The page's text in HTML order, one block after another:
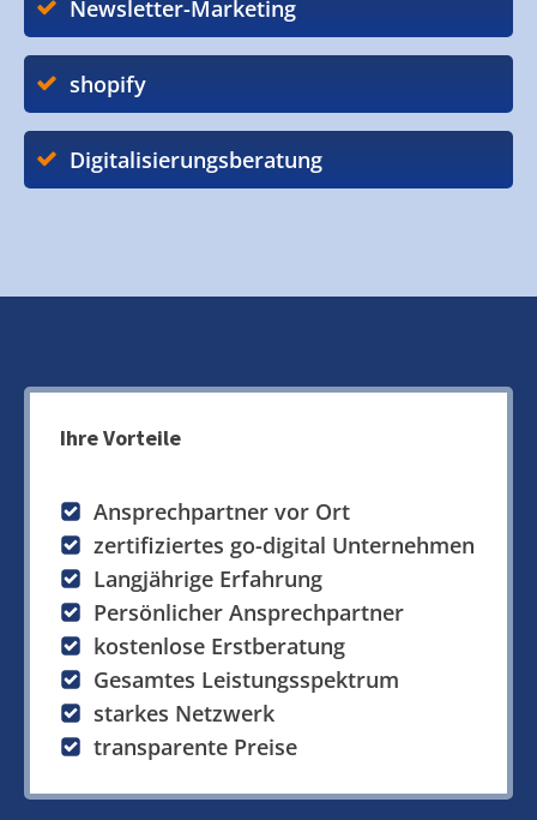
Newsletter-Marketing
shopify
Digitalisierungsberatung
Ihre Vorteile
Ansprechpartner vor Ort
zertifiziertes go-digital Unternehmen
Langjährige Erfahrung
Persönlicher Ansprechpartner
kostenlose Erstberatung
Gesamtes Leistungsspektrum
starkes Netzwerk
transparente Preise